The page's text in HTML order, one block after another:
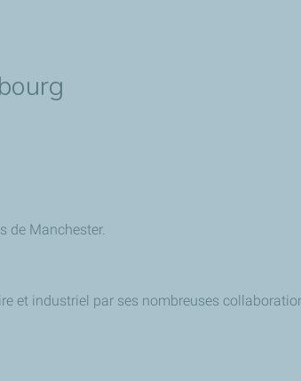
de Manchester.
et industriel par ses nombreuses